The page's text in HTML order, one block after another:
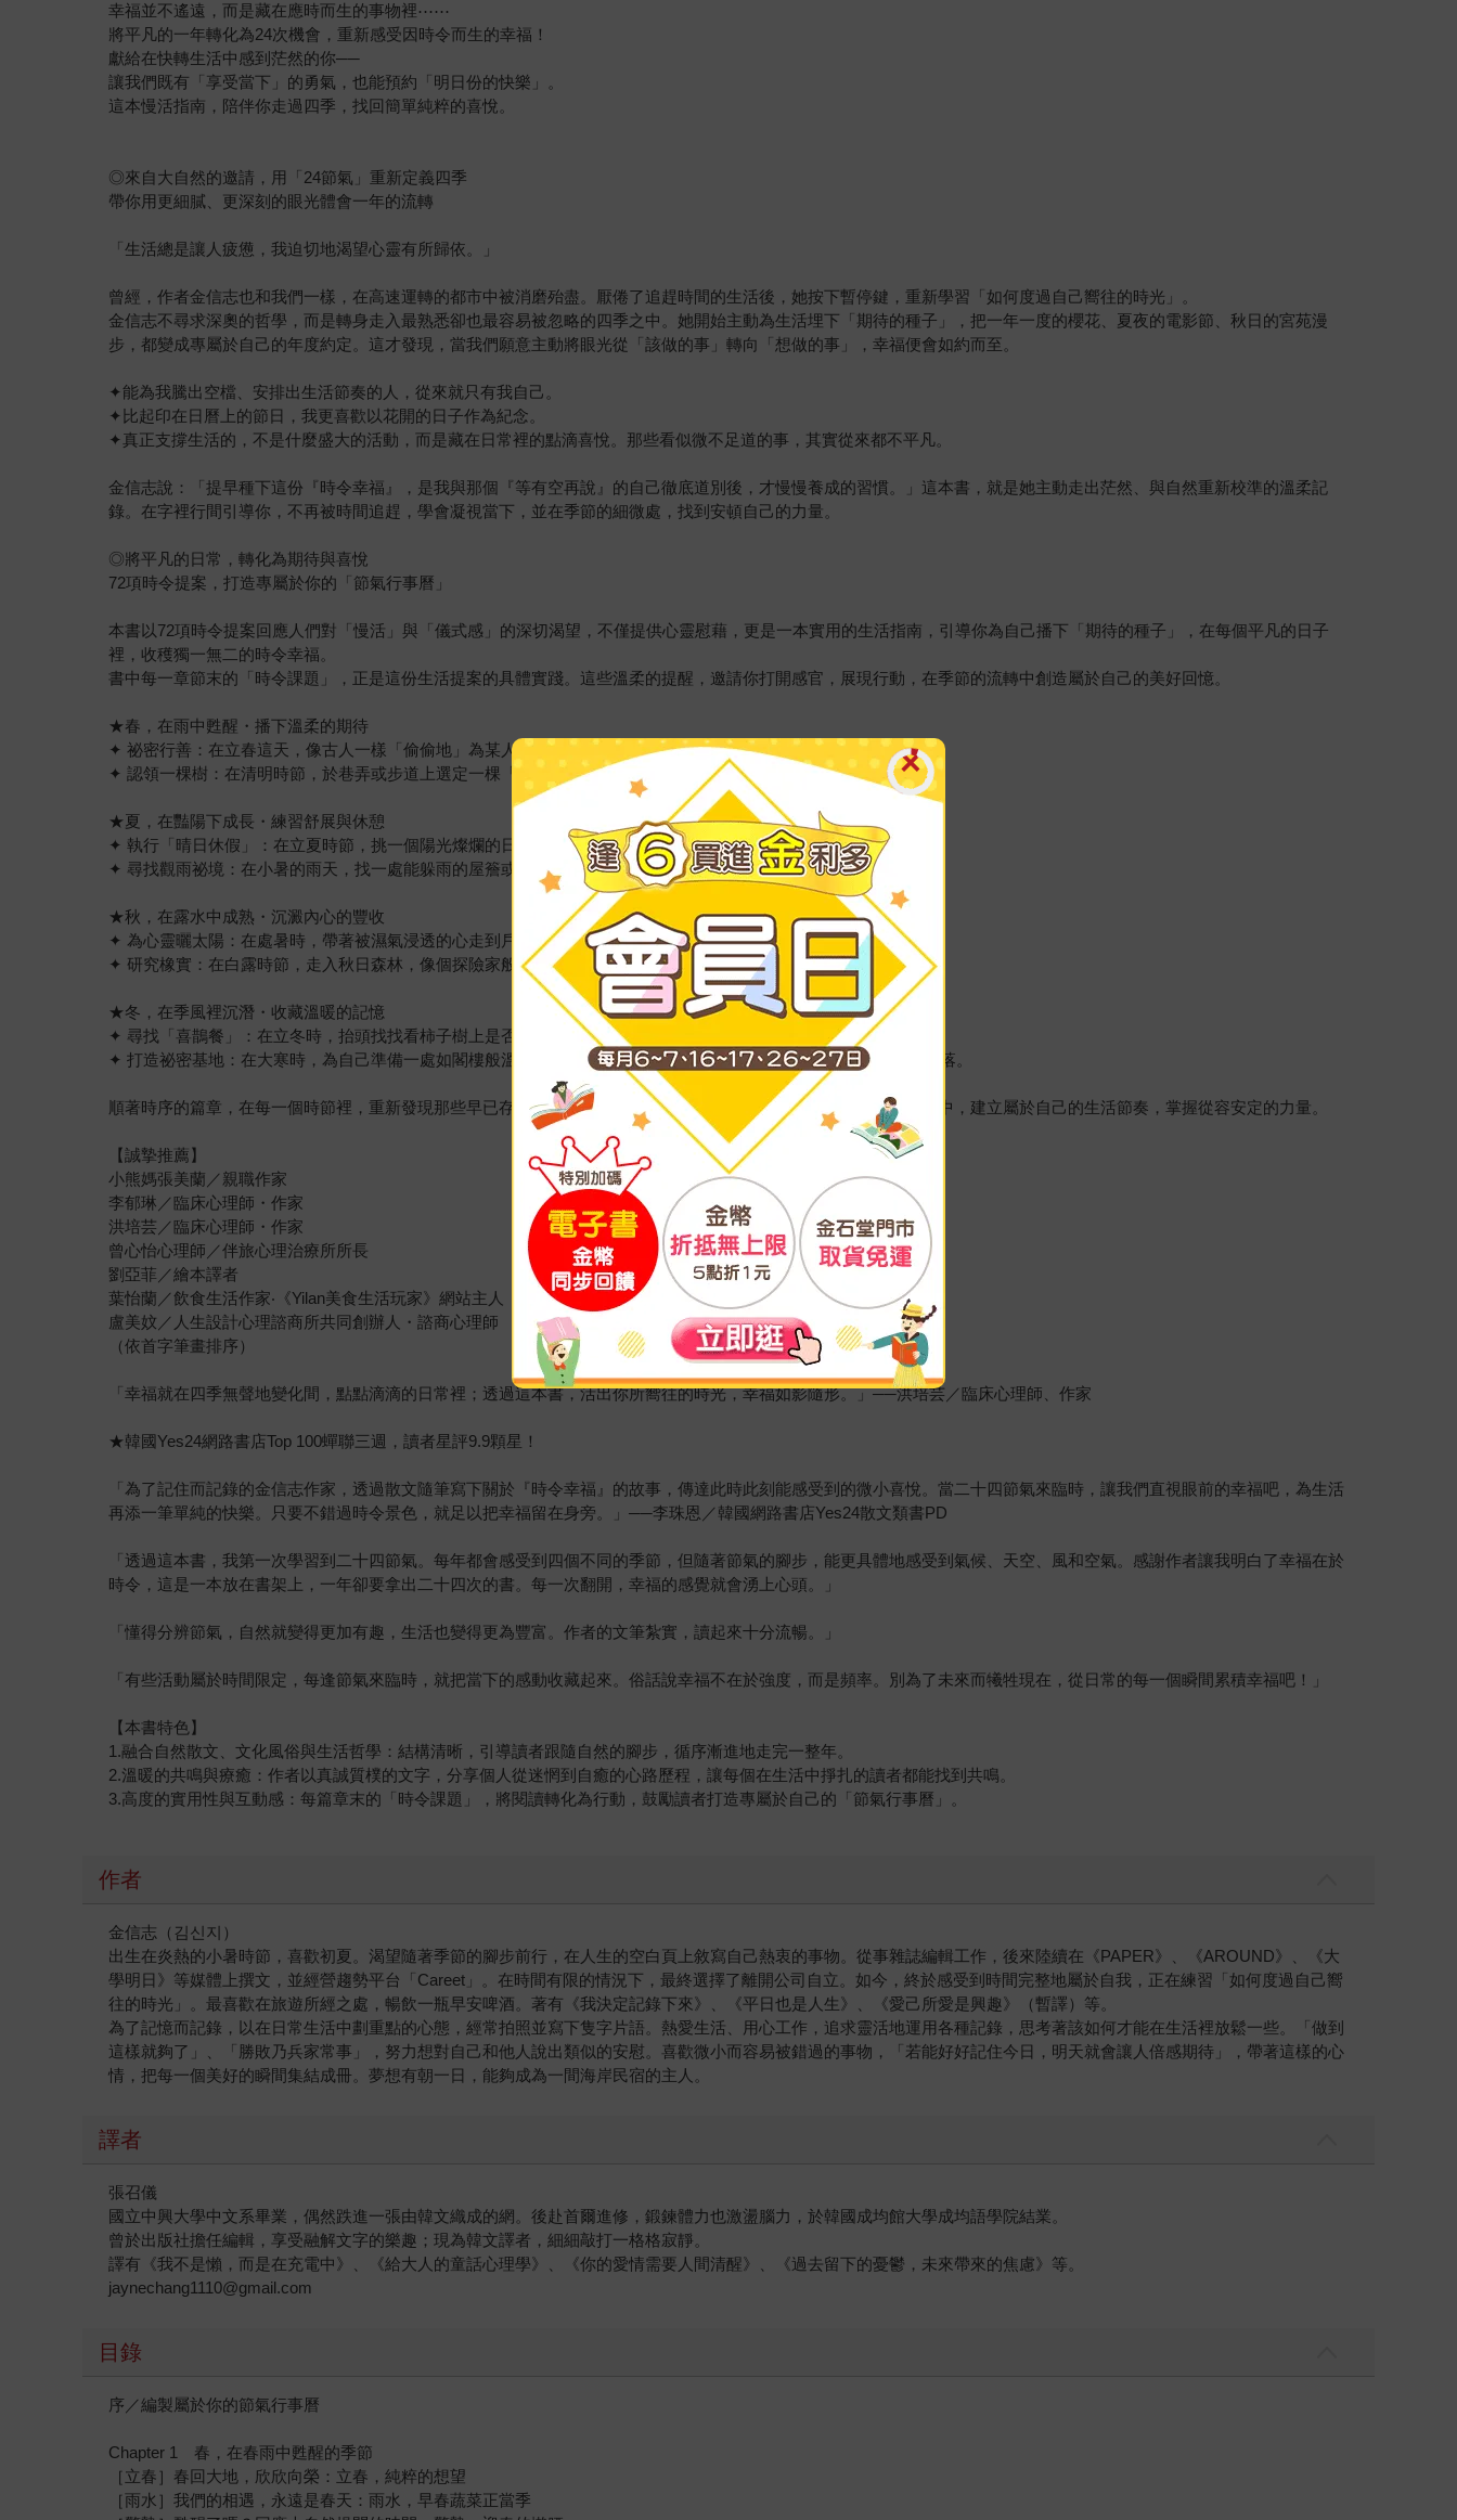
幸福並不遙遠，而是藏在應時而生的事物裡⋯⋯
將平凡的一年轉化為24次機會，重新感受因時令而生的幸福！
獻給在快轉生活中感到茫然的你──
讓我們既有「享受當下」的勇氣，也能預約「明日份的快樂」。
這本慢活指南，陪伴你走過四季，找回簡單純粹的喜悅。
◎來自大自然的邀請，用「24節氣」重新定義四季
帶你用更細膩、更深刻的眼光體會一年的流轉
「生活總是讓人疲憊，我迫切地渴望心靈有所歸依。」
曾經，作者金信志也和我們一樣，在高速運轉的都市中被消磨殆盡。厭倦了追趕時間的生活後，她按下暫停鍵，重新學習「如何度過自己嚮往的時光」。
金信志不尋求深奧的哲學，而是轉身走入最熟悉卻也最容易被忽略的四季之中。她開始主動為生活埋下「期待的種子」，把一年一度的櫻花、夏夜的電影節、秋日的宮苑漫
步，都變成專屬於自己的年度約定。這才發現，當我們願意主動將眼光從「該做的事」轉向「想做的事」，幸福便會如約而至。
✦能為我騰出空檔、安排出生活節奏的人，從來就只有我自己。
✦比起印在日曆上的節日，我更喜歡以花開的日子作為紀念。
✦真正支撐生活的，不是什麼盛大的活動，而是藏在日常裡的點滴喜悅。那些看似微不足道的事，其實從來都不平凡。
金信志說：「提早種下這份『時令幸福』，是我與那個『等有空再說』的自己徹底道別後，才慢慢養成的習慣。」這本書，就是她主動走出茫然、與自然重新校準的溫柔記
錄。在字裡行間引導你，不再被時間追趕，學會凝視當下，並在季節的細微處，找到安頓自己的力量。
◎將平凡的日常，轉化為期待與喜悅
72項時令提案，打造專屬於你的「節氣行事曆」
本書以72項時令提案回應人們對「慢活」與「儀式感」的深切渴望，不僅提供心靈慰藉，更是一本實用的生活指南，引導你為自己播下「期待的種子」，在每個平凡的日子
裡，收穫獨一無二的時令幸福。
書中每一章節末的「時令課題」，正是這份生活提案的具體實踐。這些溫柔的提醒，邀請你打開感官，展現行動，在季節的流轉中創造屬於自己的美好回憶。
★春，在雨中甦醒・播下溫柔的期待
✦ 祕密行善：在立春這天，像古人一樣「偷偷地」為某人做一件善事，體會不為人知的溫暖。
✦ 認領一棵樹：在清明時節，於巷弄或步道上選定一棵「我的樹」，並在未來一年持續觀察它的細微變化。
★夏，在豔陽下成長・練習舒展與休憩
✦ 執行「晴日休假」：在立夏時節，挑一個陽光燦爛的日子，拋開一切，大膽地給自己放一天「只因天氣好」的假。
✦ 尋找觀雨祕境：在小暑的雨天，找一處能躲雨的屋簷或窗邊，享受一場適合「凝望雨景發呆」的愜意時光。
★秋，在露水中成熟・沉澱內心的豐收
✦ 為心靈曬太陽：在處暑時，帶著被濕氣浸透的心走到戶外，讓溫和的陽光與微風將煩憂一併晾乾。
✦ 研究橡實：在白露時節，走入秋日森林，像個探險家般尋找並分辨有趣的「橡果六兄弟」。
★冬，在季風裡沉潛・收藏溫暖的記憶
✦ 尋找「喜鵲餐」：在立冬時，抬頭找找看柿子樹上是否留有幾顆紅柿，那是人們留給鳥兒過冬的溫暖心意。
✦ 打造祕密基地：在大寒時，為自己準備一處如閣樓般溫馨的冬日祕密基地，一個可以安靜讀書、沉澱思緒的溫暖角落。
順著時序的篇章，在每一個時節裡，重新發現那些早已存在卻被遺忘的美好。這本書將溫柔地陪伴你，在平凡的日常中，建立屬於自己的生活節奏，掌握從容安定的力量。
【誠摯推薦】
小熊媽張美蘭／親職作家
李郁琳／臨床心理師・作家
洪培芸／臨床心理師・作家
曾心怡心理師／伴旅心理治療所所長
劉亞菲／繪本譯者
葉怡蘭／飲食生活作家‧《Yilan美食生活玩家》網站主人
盧美妏／人生設計心理諮商所共同創辦人・諮商心理師
（依首字筆畫排序）
「幸福就在四季無聲地變化間，點點滴滴的日常裡；透過這本書，活出你所嚮往的時光，幸福如影隨形。」──洪培芸／臨床心理師、作家
★韓國Yes24網路書店Top 100蟬聯三週，讀者星評9.9顆星！
「為了記住而記錄的金信志作家，透過散文隨筆寫下關於『時令幸福』的故事，傳達此時此刻能感受到的微小喜悅。當二十四節氣來臨時，讓我們直視眼前的幸福吧，為生活
再添一筆單純的快樂。只要不錯過時令景色，就足以把幸福留在身旁。」──李珠恩／韓國網路書店Yes24散文類書PD
「透過這本書，我第一次學習到二十四節氣。每年都會感受到四個不同的季節，但隨著節氣的腳步，能更具體地感受到氣候、天空、風和空氣。感謝作者讓我明白了幸福在於
時令，這是一本放在書架上，一年卻要拿出二十四次的書。每一次翻開，幸福的感覺就會湧上心頭。」
「懂得分辨節氣，自然就變得更加有趣，生活也變得更為豐富。作者的文筆紮實，讀起來十分流暢。」
「有些活動屬於時間限定，每逢節氣來臨時，就把當下的感動收藏起來。俗話說幸福不在於強度，而是頻率。別為了未來而犧牲現在，從日常的每一個瞬間累積幸福吧！」
【本書特色】
1.融合自然散文、文化風俗與生活哲學：結構清晰，引導讀者跟隨自然的腳步，循序漸進地走完一整年。
2.溫暖的共鳴與療癒：作者以真誠質樸的文字，分享個人從迷惘到自癒的心路歷程，讓每個在生活中掙扎的讀者都能找到共鳴。
3.高度的實用性與互動感：每篇章末的「時令課題」，將閱讀轉化為行動，鼓勵讀者打造專屬於自己的「節氣行事曆」。
作者
金信志（김신지）
出生在炎熱的小暑時節，喜歡初夏。渴望隨著季節的腳步前行，在人生的空白頁上敘寫自己熱衷的事物。從事雜誌編輯工作，後來陸續在《PAPER》、《AROUND》、《大
學明日》等媒體上撰文，並經營趨勢平台「Careet」。在時間有限的情況下，最終選擇了離開公司自立。如今，終於感受到時間完整地屬於自我，正在練習「如何度過自己嚮
往的時光」。最喜歡在旅遊所經之處，暢飲一瓶早安啤酒。著有《我決定記錄下來》、《平日也是人生》、《愛己所愛是興趣》（暫譯）等。
為了記憶而記錄，以在日常生活中劃重點的心態，經常拍照並寫下隻字片語。熱愛生活、用心工作，追求靈活地運用各種記錄，思考著該如何才能在生活裡放鬆一些。「做到
這樣就夠了」、「勝敗乃兵家常事」，努力想對自己和他人說出類似的安慰。喜歡微小而容易被錯過的事物，「若能好好記住今日，明天就會讓人倍感期待」，帶著這樣的心
情，把每一個美好的瞬間集結成冊。夢想有朝一日，能夠成為一間海岸民宿的主人。
譯者
張召儀
國立中興大學中文系畢業，偶然跌進一張由韓文織成的網。後赴首爾進修，鍛鍊體力也激盪腦力，於韓國成均館大學成均語學院結業。
曾於出版社擔任編輯，享受融解文字的樂趣；現為韓文譯者，細細敲打一格格寂靜。
譯有《我不是懶，而是在充電中》、《給大人的童話心理學》、《你的愛情需要人間清醒》、《過去留下的憂鬱，未來帶來的焦慮》等。
jaynechang1110@gmail.com
目錄
序／編製屬於你的節氣行事曆
Chapter 1 春，在春雨中甦醒的季節
［立春］春回大地，欣欣向榮：立春，純粹的想望
［雨水］我們的相遇，永遠是春天：雨水，早春蔬菜正當季